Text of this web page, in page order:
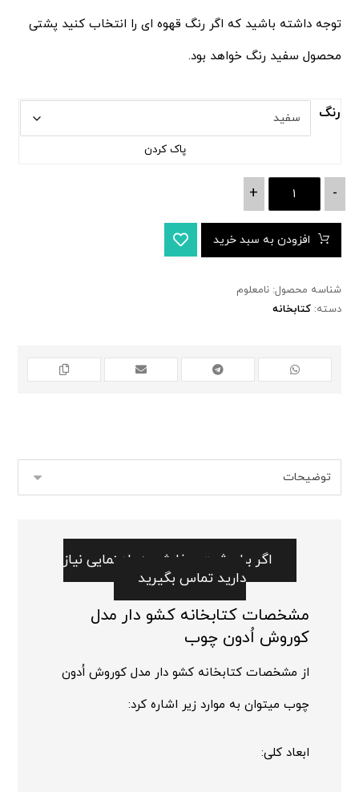
توجه داشته باشید که اگر رنگ قهوه ای را انتخاب کنید پشتی
محصول سفید رنگ خواهد بود.
رنگ
پاک کردن
-
+
افزودن به سبد خرید
شناسه محصول:نامعلوم
دسته:کتابخانه
اگر برای ثبت سفارش به راهنمایی نیاز
دارید تماس بگیرید
مشخصات کتابخانه کشو دار مدل
کوروش اُدون چوب
از مشخصات کتابخانه کشو دار مدل کوروش اُدون
چوب میتوان به موارد زیر اشاره کرد:
ابعاد کلی: